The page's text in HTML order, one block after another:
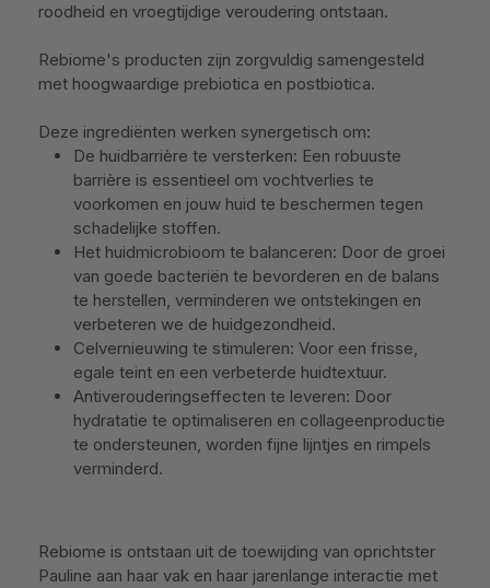
roodheid en vroegtijdige veroudering ontstaan.
Rebiome's producten zijn zorgvuldig samengesteld
met hoogwaardige prebiotica en postbiotica.
Deze ingrediënten werken synergetisch om:
De huidbarrière te versterken: Een robuuste
barrière is essentieel om vochtverlies te
voorkomen en jouw huid te beschermen tegen
schadelijke stoffen.
Het huidmicrobioom te balanceren: Door de groei
van goede bacteriën te bevorderen en de balans
te herstellen, verminderen we ontstekingen en
verbeteren we de huidgezondheid.
Celvernieuwing te stimuleren: Voor een frisse,
egale teint en een verbeterde huidtextuur.
Antiverouderingseffecten te leveren: Door
hydratatie te optimaliseren en collageenproductie
te ondersteunen, worden fijne lijntjes en rimpels
verminderd.
Rebiome is ontstaan uit de toewijding van oprichtster
Pauline aan haar vak en haar jarenlange interactie met